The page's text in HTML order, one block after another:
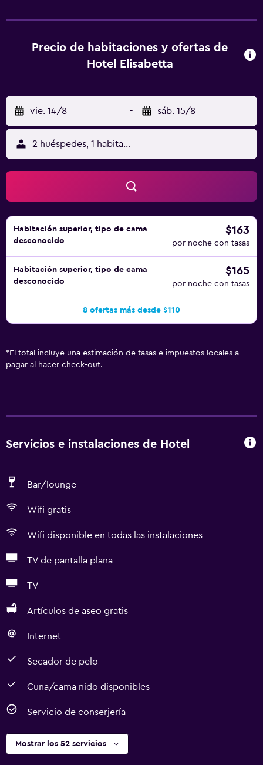
Precio de habitaciones y ofertas de
Hotel Elisabetta
vie. 14/8 - sáb. 15/8
2 huéspedes, 1 habitación
Habitación superior, tipo de cama
desconocido
$163
por noche con tasas
Habitación superior, tipo de cama
desconocido
$165
por noche con tasas
8 ofertas más desde $110
* El total incluye una estimación de tasas e impuestos locales a
pagar al hacer check-out.
Servicios e instalaciones de Hotel
Bar/lounge
Wifi gratis
Wifi disponible en todas las instalaciones
TV de pantalla plana
TV
Artículos de aseo gratis
Internet
Secador de pelo
Cuna/cama nido disponibles
Servicio de conserjería
Mostrar los 52 servicios